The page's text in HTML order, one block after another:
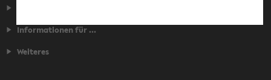
Informationen für ...
Weiteres